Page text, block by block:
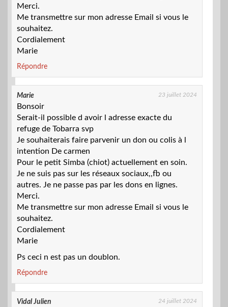
Merci.
Me transmettre sur mon adresse Email si vous le
souhaitez.
Cordialement
Marie
Répondre
Marie 23 juillet 2024
Bonsoir
Serait-il possible d avoir l adresse exacte du
refuge de Tobarra svp
Je souhaiterais faire parvenir un don ou colis à l
intention De carmen
Pour le petit Simba (chiot) actuellement en soin.
Je ne suis pas sur les réseaux sociaux,,fb ou
autres. Je ne passe pas par les dons en lignes.
Merci.
Me transmettre sur mon adresse Email si vous le
souhaitez.
Cordialement
Marie
Ps ceci n est pas un doublon.
Répondre
Vidal Julien 24 juillet 2024